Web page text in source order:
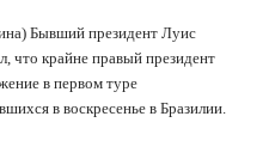
Бывший президент Луис
что крайне правый президент
в первом туре
в воскресенье в Бразилии.